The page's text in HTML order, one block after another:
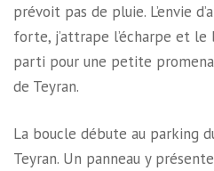
prévoit pas de pluie. L’envie
forte, j’attrape l’écharpe et
parti pour une petite
de Teyran.
La boucle débute au parking
Teyran. Un panneau y